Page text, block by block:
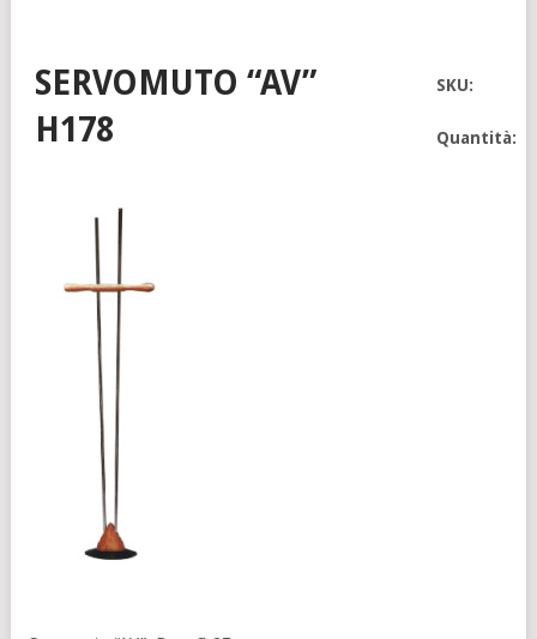
SERVOMUTO “AV”
H178
SKU:
Quantità: